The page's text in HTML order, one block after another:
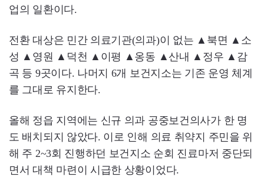
업의 일환이다.
전환 대상은 민간 의료기관(의과)이 없는 ▲북면 ▲소
성 ▲영원 ▲덕천 ▲이평 ▲옹동 ▲산내 ▲정우 ▲감
곡 등 9곳이다. 나머지 6개 보건지소는 기존 운영 체계
를 그대로 유지한다.
올해 정읍 지역에는 신규 의과 공중보건의사가 한 명
도 배치되지 않았다. 이로 인해 의료 취약지 주민을 위
해 주 2~3회 진행하던 보건지소 순회 진료마저 중단되
면서 대책 마련이 시급한 상황이었다.